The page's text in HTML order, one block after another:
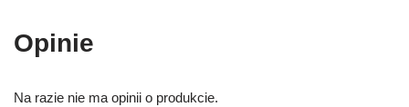
Opinie
Na razie nie ma opinii o produkcie.